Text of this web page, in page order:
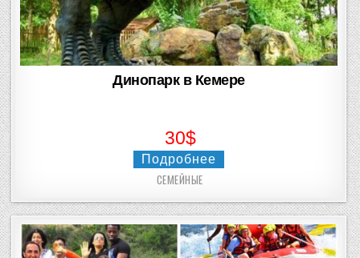
Динопарк в Кемере
30$
Подробнее
Posted
СЕМЕЙНЫЕ